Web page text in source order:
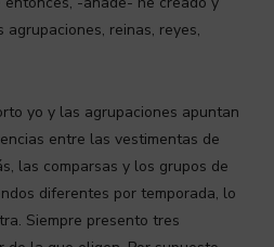
reinas, reyes,
yo y las agrupaciones apuntan
entre las vestimentas de
las comparsas y los grupos de
diferentes por temporada, lo
Siempre presento tres